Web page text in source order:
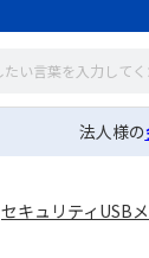
法人様の
セキュリティUSB